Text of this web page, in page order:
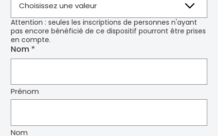
Attention : seules les inscriptions de personnes n'ayant
pas encore bénéficié de ce dispositif pourront être prises
en compte.
Nom
Prénom
Nom